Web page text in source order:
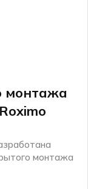
монтажа
монтажа